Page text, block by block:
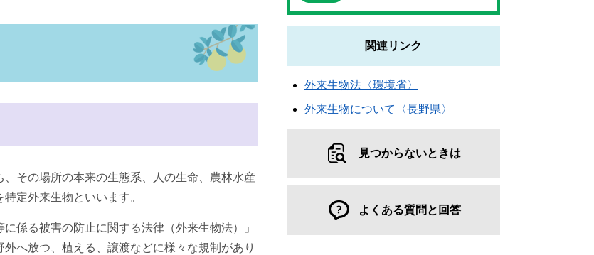
その場所の本来の生態系、人の生命、農林水産
定外来生物といいます。
係る被害の防止に関する法律（外来生物法）」
へ放つ、植える、譲渡などに様々な規制があり
関連リンク
外来生物法〈環境省〉
外来生物について〈長野県〉
見つからないときは
よくある質問と回答